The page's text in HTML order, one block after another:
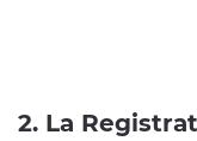
2. La